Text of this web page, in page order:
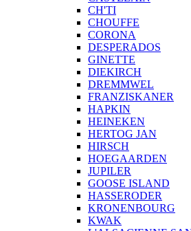
CH'TI
CHOUFFE
CORONA
DESPERADOS
GINETTE
DIEKIRCH
DREMMWEL
FRANZISKANER
HAPKIN
HEINEKEN
HERTOG JAN
HIRSCH
HOEGAARDEN
JUPILER
GOOSE ISLAND
HASSERODER
KRONENBOURG
KWAK